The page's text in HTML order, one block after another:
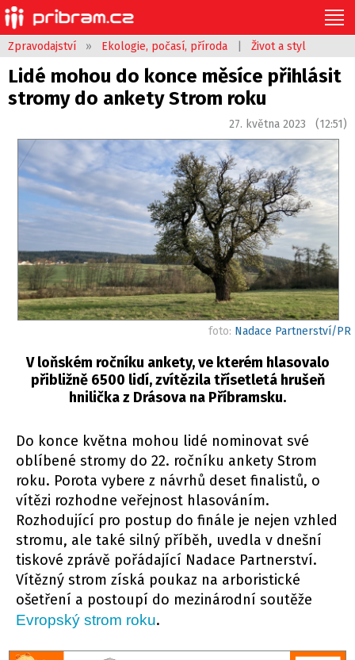
Zpravodajství » Ekologie, počasí, příroda Život a styl
Lidé mohou do konce měsíce přihlásit
stromy do ankety Strom roku
27. května 2023 (12:51)
foto: Nadace Partnerství/PR
V loňském ročníku ankety, ve kterém hlasovalo
přibližně 6500 lidí, zvítězila třísetletá hrušeň
hnilička z Drásova na Příbramsku.
Do konce května mohou lidé nominovat své
oblíbené stromy do 22. ročníku ankety Strom
roku. Porota vybere z návrhů deset finalistů, o
vítězi rozhodne veřejnost hlasováním.
Rozhodující pro postup do finále je nejen vzhled
stromu, ale také silný příběh, uvedla v dnešní
tiskové zprávě pořádající Nadace Partnerství.
Vítězný strom získá poukaz na arboristické
ošetření a postoupí do mezinárodní soutěže
Evropský strom roku.